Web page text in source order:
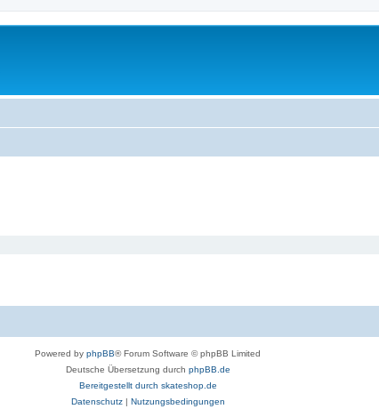
Powered by phpBB® Forum Software © phpBB Limited
Deutsche Übersetzung durch phpBB.de
Bereitgestellt durch skateshop.de
Datenschutz| Nutzungsbedingungen